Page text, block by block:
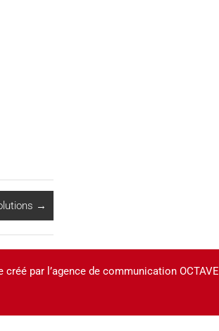
→
créé par l’agence de communication OCTAVE